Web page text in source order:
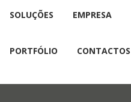
SOLUÇÕES EMPRESA
PORTFÓLIO CONTACTOS